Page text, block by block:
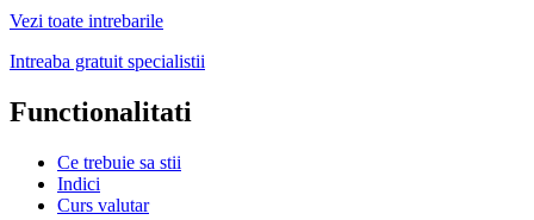
Vezi toate intrebarile
Intreaba gratuit specialistii
Functionalitati
Ce trebuie sa stii
Indici
Curs valutar